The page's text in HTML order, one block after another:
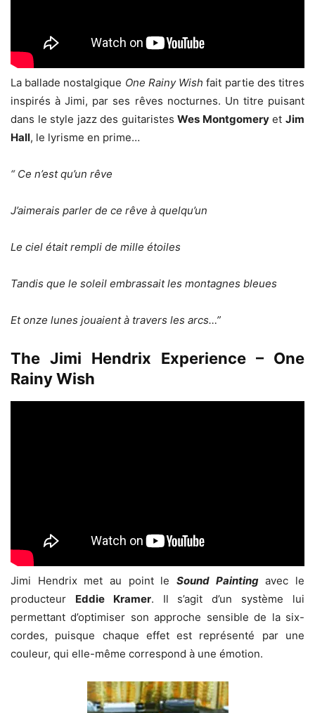
La ballade nostalgique One Rainy Wish fait partie des titres
inspirés à Jimi, par ses rêves nocturnes. Un titre puisant
dans le style jazz des guitaristesWes MontgomeryetJim
Hall, le lyrisme en prime…
“ Ce n’est qu’un rêve
J’aimerais parler de ce rêve à quelqu’un
Le ciel était rempli de mille étoiles
Tandis que le soleil embrassait les montagnes bleues
Et onze lunes jouaient à travers les arcs…”
The Jimi Hendrix Experience – One
Rainy Wish
Jimi Hendrix met au point le Sound Paintingavec le
producteur Eddie Kramer. Il s’agit d’un système lui
permettant d’optimiser son approche sensible de la six-
cordes, puisque chaque effet est représenté par une
couleur, qui elle-même correspond à une émotion.